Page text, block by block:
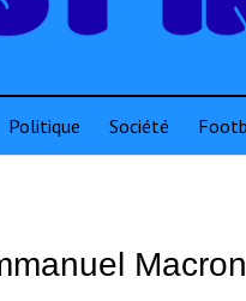
Politique Société
Macron